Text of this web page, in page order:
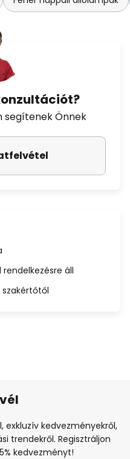
segítenek Önnek
áll
exkluzív kedvezményekről,
trendekről. Regisztráljon
kedvezményt!